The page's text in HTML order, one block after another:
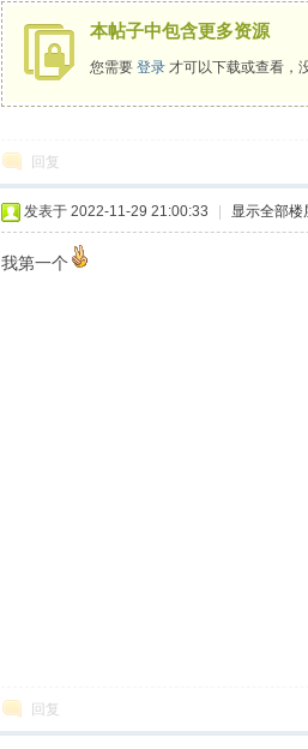
本帖子中包含更多资源
您需要 登录 才可以下载或查看，
回复
发表于 2022-11-29 21:00:33 显示全部楼
我第一个
回复